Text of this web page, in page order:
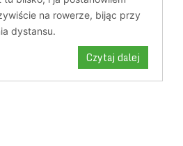
na rowerze, bijąc przy
dystansu.
Czytaj dalej